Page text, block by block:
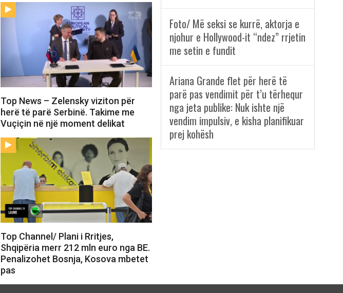
Top News – Zelensky viziton për
herë të parë Serbinë. Takime me
Vuçiçin në një moment delikat
Top Channel/ Plani i Rritjes,
Shqipëria merr 212 mln euro nga BE.
Penalizohet Bosnja, Kosova mbetet
pas
Foto/ Më seksi se kurrë, aktorja e
njohur e Hollywood-it “ndez” rrjetin
me setin e fundit
Ariana Grande flet për herë të
parë pas vendimit për t’u tërhequr
nga jeta publike: Nuk ishte një
vendim impulsiv, e kisha planifikuar
prej kohësh